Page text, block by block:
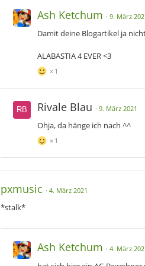
Ash Ketchum 9. März
Damit deine Blogartikel ja
ALABASTIA 4 EVER <3
1
Rivale Blau 9. März 2021
Ohja, da hänge ich nach ^^
1
pxmusic 4. März 2021
*stalk*
Ash Ketchum 4. März